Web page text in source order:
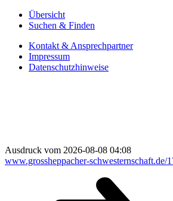
Übersicht
Suchen & Finden
Kontakt & Ansprechpartner
Impressum
Datenschutzhinweise
Ausdruck vom 2026-08-08 04:08
www.grossheppacher-schwesternschaft.de/